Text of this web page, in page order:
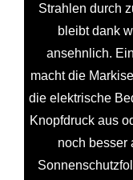
Strahlen durch
bleibt dank
ansehnlich.
macht die
die elektrische
Knopfdruck aus
noch besser